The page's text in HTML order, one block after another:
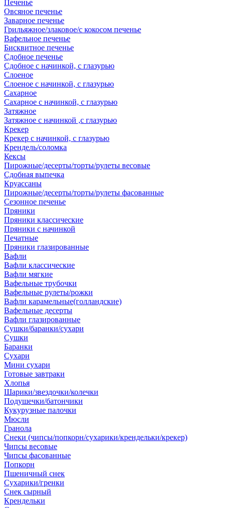
Печенье
Овсяное печенье
Заварное печенье
Грильяжное/злаковое/с кокосом печенье
Вафельное печенье
Бисквитное печенье
Сдобное печенье
Сдобное с начинкой, с глазурью
Слоеное
Слоеное с начинкой, с глазурью
Сахарное
Сахарное с начинкой, с глазурью
Затяжное
Затяжное с начинкой ,с глазурью
Крекер
Крекер с начинкой, с глазурью
Крендель/соломка
Кексы
Пирожные/десерты/торты/рулеты весовые
Сдобная выпечка
Круассаны
Пирожные/десерты/торты/рулеты фасованные
Сезонное печенье
Пряники
Пряники классические
Пряники с начинкой
Печатные
Пряники глазированные
Вафли
Вафли классические
Вафли мягкие
Вафельные трубочки
Вафельные рулеты/рожки
Вафли карамельные(голландские)
Вафельные десерты
Вафли глазированные
Сушки/баранки/сухари
Сушки
Баранки
Сухари
Мини сухари
Готовые завтраки
Хлопья
Шарики/звездочки/колечки
Подушечки/батончики
Кукурузные палочки
Мюсли
Гранола
Снеки (чипсы/попкорн/сухарики/крендельки/крекер)
Чипсы весовые
Чипсы фасованные
Попкорн
Пшеничный снек
Сухарики/гренки
Снек сырный
Крендельки